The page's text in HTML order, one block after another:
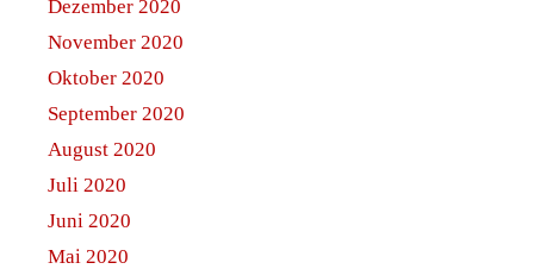
Dezember 2020
November 2020
Oktober 2020
September 2020
August 2020
Juli 2020
Juni 2020
Mai 2020